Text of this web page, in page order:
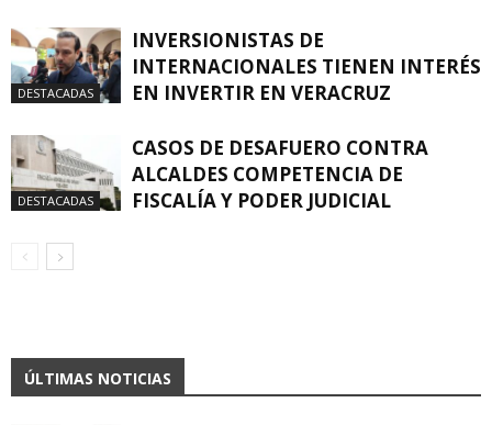
DESTACADAS
INVERSIONISTAS DE
INTERNACIONALES TIENEN INTERÉS
EN INVERTIR EN VERACRUZ
DESTACADAS
CASOS DE DESAFUERO CONTRA
ALCALDES COMPETENCIA DE
FISCALÍA Y PODER JUDICIAL
ÚLTIMAS NOTICIAS